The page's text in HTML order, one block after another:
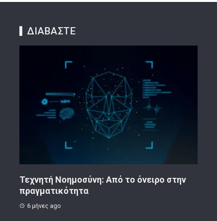
ΔΙΑΒΑΣΤΕ
Κορινθιακό Επιχειρείν – Ανακοίνωση
8 μήνες ago